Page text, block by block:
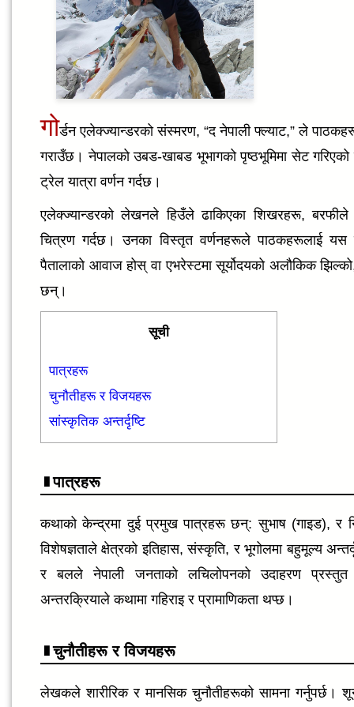
गोर्डन एलेक्ज्यान्डरको संस्मरण, “द नेपाली फ्ल्याट,” ले
गराउँछ। नेपालको उबड-खाबड भूभागको पृष्ठभूमिमा सेट
ट्रेल यात्रा वर्णन गर्दछ।
एलेक्ज्यान्डरको लेखनले हिउँले ढाकिएका शिखरहरू, बरफीले
चित्रण गर्दछ। उनका विस्तृत वर्णनहरूले पाठकहरूलाई यस
पैतालाको आवाज होस् वा एभरेस्टमा सूर्योदयको अलौकिक
छन्।
सूची
पात्रहरू
चुनौतीहरू र विजयहरू
सांस्कृतिक अन्तर्दृष्टि
पात्रहरू
कथाको केन्द्रमा दुई प्रमुख पात्रहरू छन्: सुभाष (गाइड), र
विशेषज्ञताले क्षेत्रको इतिहास, संस्कृति, र भूगोलमा बहुमूल्य
र बलले नेपाली जनताको लचिलोपनको उदाहरण प्रस्तुत
अन्तरक्रियाले कथामा गहिराइ र प्रामाणिकता थप्छ।
चुनौतीहरू र विजयहरू
लेखकले शारीरिक र मानसिक चुनौतीहरूको सामना गर्नुपर्छ।